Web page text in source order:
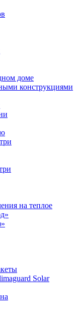
доме
конструкциями
на теплое
Solar